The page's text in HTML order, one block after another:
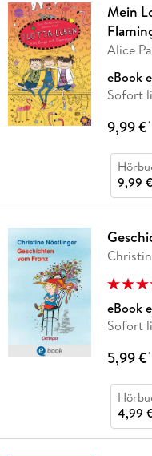
Mein
Alice
eBook
Sofort
9,99 €*
9,99 €
eBook
Sofort
5,99 €*
4,99